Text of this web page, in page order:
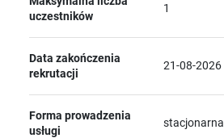
uczestników
1
Data zakończenia
rekrutacji
21-08-2026
Forma prowadzenia
usługi
stacjonarna